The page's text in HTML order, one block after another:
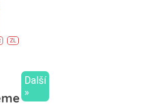
ZL
Další
»